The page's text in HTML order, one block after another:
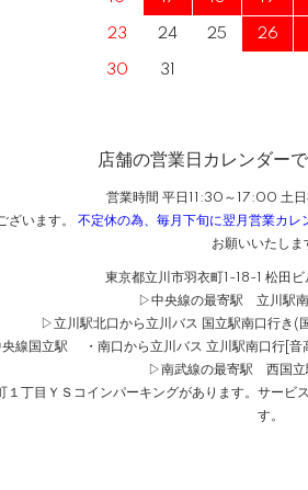
23 24 25 26
30 31
店舗の営業日カレンダー
営業時間 平日11:30～17:00 土
ざいます。 不定休の為、毎月下旬に翌月営業カレ
お願いいたしま
東京都立川市羽衣町1-18-1 松田
▷中央線の最寄駅 立川駅
▷立川駅北口から立川バス 国立駅南口行き
線国立駅 ・南口から立川バス 立川駅南口行[
▷南武線の最寄駅 西国立
丁目ＹＳコインパーキングがあります。サー
す。